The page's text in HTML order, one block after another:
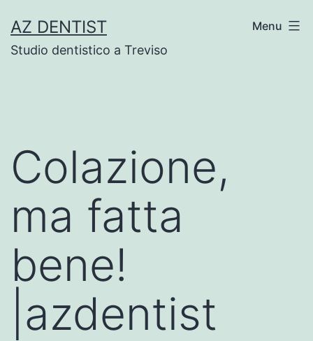
to
content
AZ DENTIST
Studio dentistico a Treviso
Menu
Colazione,
ma fatta
bene!
|azdentist